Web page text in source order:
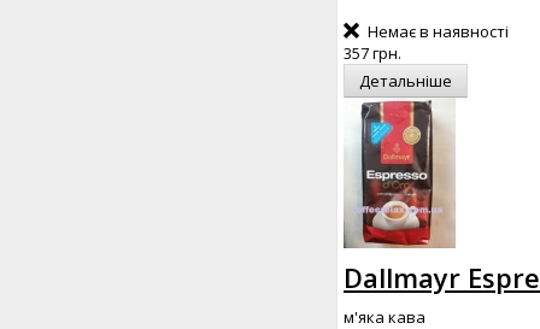
Немає в наявності
357 грн.
Детальніше
Dallmayr
м'яка кава